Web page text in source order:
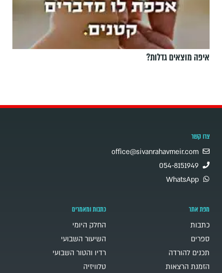
איפה מוצאים גדלות?
צרו קשר
office@sivanrahavmeir.com
054-8151949
WhatsApp
מפת אתר
כתבות
ספרים
תכנים להורדה
הזמנת הרצאות
כתבות ומאמרים
החלק היומי
השיעור השבועי
רדיו והטור השבועי
טלוויזיה